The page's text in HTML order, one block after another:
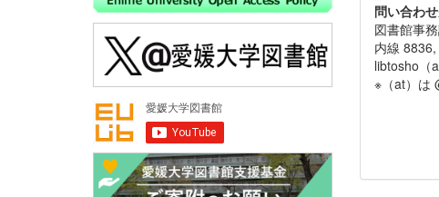
問い合わ
図書館事
内線
libtosho（
※（at）は